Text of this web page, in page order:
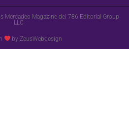
Mercadeo Magazine del 786 Editorial Group
LLC
by ZeusWebdesign